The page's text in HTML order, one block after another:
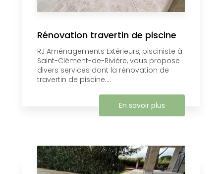
Rénovation travertin de piscine
RJ Aménagements Extérieurs, pisciniste à
Saint-Clément-de-Rivière, vous propose
divers services dont la rénovation de
travertin de piscine....
En savoir plus